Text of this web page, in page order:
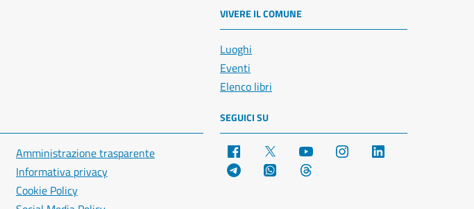
VIVERE IL COMUNE
Luoghi
Eventi
Elenco libri
Amministrazione trasparente
Informativa privacy
Cookie Policy
SEGUICI SU
Facebook YouTube Instagram
Telegram WhatsApp